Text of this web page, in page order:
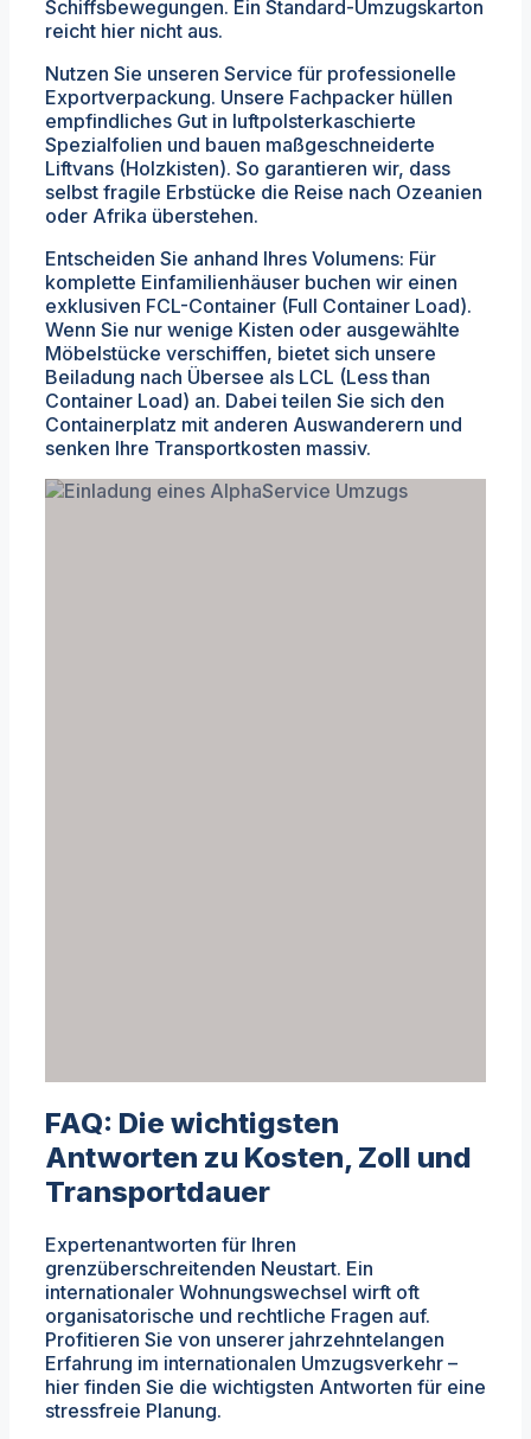
Schiffsbewegungen. Ein Standard-Umzugskarton
reicht hier nicht aus.
Nutzen Sie unseren Service für professionelle
Exportverpackung. Unsere Fachpacker hüllen
empfindliches Gut in luftpolsterkaschierte
Spezialfolien und bauen maßgeschneiderte
Liftvans (Holzkisten). So garantieren wir, dass
selbst fragile Erbstücke die Reise nach Ozeanien
oder Afrika überstehen.
Entscheiden Sie anhand Ihres Volumens: Für
komplette Einfamilienhäuser buchen wir einen
exklusiven FCL-Container (Full Container Load).
Wenn Sie nur wenige Kisten oder ausgewählte
Möbelstücke verschiffen, bietet sich unsere
Beiladung nach Übersee als LCL (Less than
Container Load) an. Dabei teilen Sie sich den
Containerplatz mit anderen Auswanderern und
senken Ihre Transportkosten massiv.
FAQ: Die wichtigsten
Antworten zu Kosten, Zoll und
Transportdauer
Expertenantworten für Ihren
grenzüberschreitenden Neustart. Ein
internationaler Wohnungswechsel wirft oft
organisatorische und rechtliche Fragen auf.
Profitieren Sie von unserer jahrzehntelangen
Erfahrung im internationalen Umzugsverkehr –
hier finden Sie die wichtigsten Antworten für eine
stressfreie Planung.